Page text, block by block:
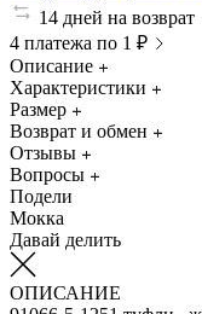
14 дней на возврат
4 платежа по 1 ₽
Описание
Характеристики
Размер
Возврат и обмен
Отзывы
Вопросы
Подели
Мокка
Давай делить
ОПИСАНИЕ